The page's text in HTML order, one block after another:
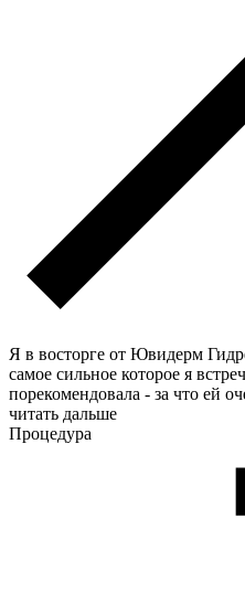
Я в восторге от Ювидерм
самое сильное которое я
порекомендовала - за что ей
читать дальше
Процедура